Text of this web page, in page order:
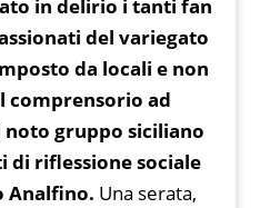
a
m
in delirio i tanti fan
del variegato
da locali e non
comprensorio ad
gruppo siciliano
di riflessione sociale
Analfino. Una serata,